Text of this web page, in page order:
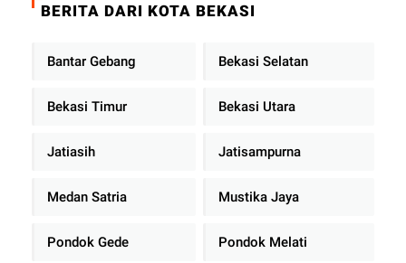
BERITA DARI KOTA BEKASI
Bantar Gebang Bekasi Selatan
Bekasi Timur Bekasi Utara
Jatiasih Jatisampurna
Medan Satria Mustika Jaya
Pondok Gede Pondok Melati